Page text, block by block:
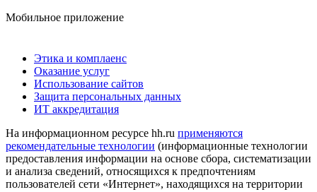
Мобильное приложение
Этика и комплаенс
Оказание услуг
Использование сайтов
Защита персональных данных
ИТ аккредитация
На информационном ресурсе hh.ru применяются
рекомендательные технологии (информационные технологии
предоставления информации на основе сбора, систематизации
и анализа сведений, относящихся к предпочтениям
пользователей сети «Интернет», находящихся на территории